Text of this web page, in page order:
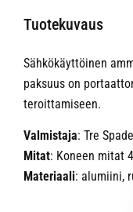
Tuotekuvaus
Sähkökäyttöinen
paksuus on
teroittamiseen.
Valmistaja: Tre Spade
Mitat: Koneen mitat
Materiaali: alumiini,